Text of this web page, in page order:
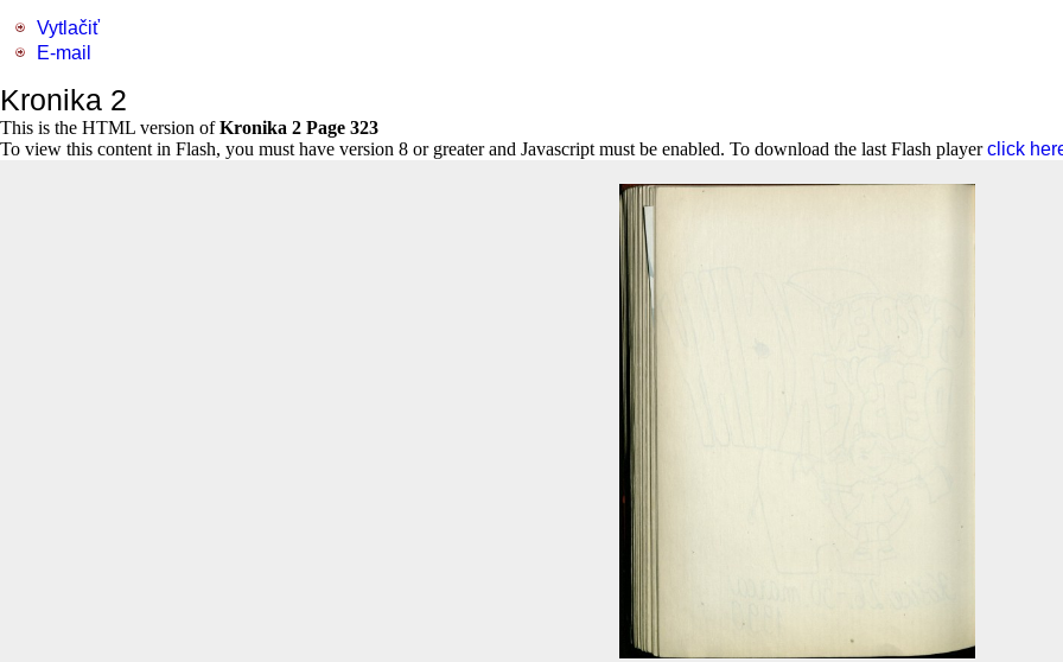
Vytlačiť
E-mail
Kronika 2
This is the HTML version ofKronika 2 Page 323
To view this content in Flash, you must have version 8 or greater and Javascript must be enabled. To download the last Flash playerclick